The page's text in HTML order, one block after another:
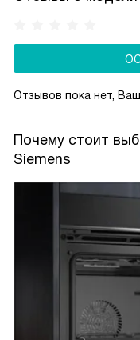
Отзывов пока нет,
Почему стоит
Siemens